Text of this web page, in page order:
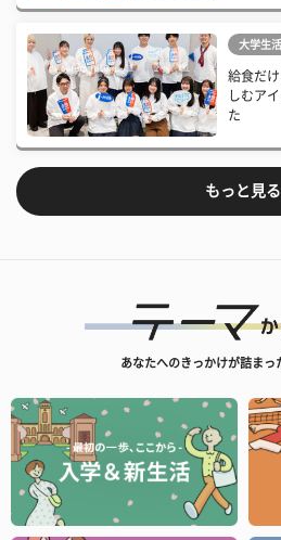
大学生活
給食だ
しむア
た
もっと見る
あなたへのきっかけが詰まっ